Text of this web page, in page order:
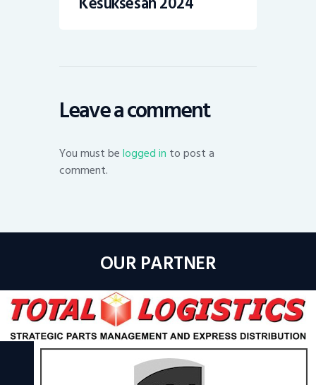
Leave a comment
You must belogged in to post a
comment.
OUR PARTNER